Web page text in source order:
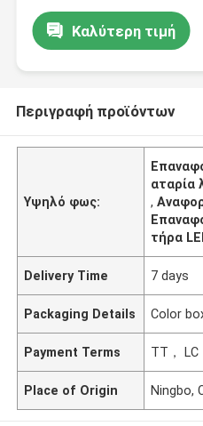
Καλύτερη τιμή
Περιγραφή προϊόντων
Υψηλό φως:
αταρία
,
τήρα
Delivery Time 7 days
Packaging Details Color
Payment Terms TT， LC
Place of Origin Ningbo,